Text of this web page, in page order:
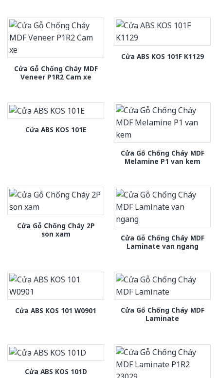
Cửa Gỗ Chống Cháy MDF
Veneer P1R2 Cam xe
Cửa ABS KOS 101F K1129
Cửa ABS KOS 101E
Cửa Gỗ Chống Cháy MDF
Melamine P1 van kem
Cửa Gỗ Chống Cháy 2P
son xam
Cửa Gỗ Chống Cháy MDF
Laminate van ngang
Cửa ABS KOS 101 W0901
Cửa Gỗ Chống Cháy MDF
Laminate
Cửa ABS KOS 101D